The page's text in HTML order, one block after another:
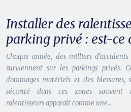
Installer des
parking privé : est-ce
Chaque année, des milliers
surviennent sur les parkings privés.
dommages matériels et des blessures,
sécurité dans ces zones souvent
ralentisseurs apparaît comme une…